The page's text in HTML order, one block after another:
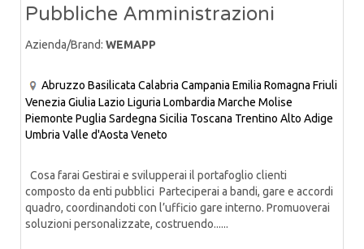
Pubbliche Amministrazioni
Azienda/Brand: WEMAPP
Abruzzo Basilicata Calabria Campania Emilia Romagna Friuli
Venezia Giulia Lazio Liguria Lombardia Marche Molise
Piemonte Puglia Sardegna Sicilia Toscana Trentino Alto Adige
Umbria Valle d'Aosta Veneto
Cosa farai Gestirai e svilupperai il portafoglio clienti
composto da enti pubblici Parteciperai a bandi, gare e accordi
quadro, coordinandoti con l’ufficio gare interno. Promuoverai
soluzioni personalizzate, costruendo......